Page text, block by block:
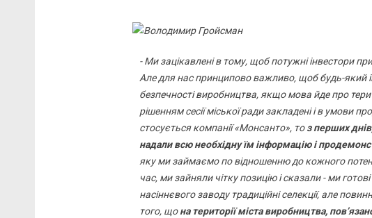
- Ми зацікавлені в тому, щоб потужні інвестори
Але для нас принципово важливо, щоб будь-який
безпечності виробництва, якщо мова йде про
рішенням сесії міської ради закладені і в умови
стосується компанії «Монсанто», тоз перших
надали всю необхідну їм інформацію і
яку ми займаємо по відношенню до кожного
час, ми зайняли чітку позицію і сказали - ми
насіннєвого заводу традиційні селекції, але
того, щона території міста виробництва,